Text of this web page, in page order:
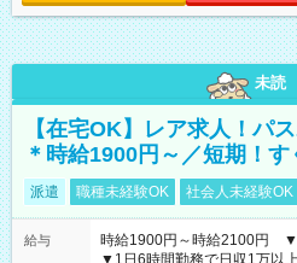
未読
【在宅OK】レア求人！パ
＊時給1900円～／短期！す
派遣 職種未経験OK 社会人未経験OK
給与
時給1900円～時給2100円
▼1日6時間勤務で日収1万以上